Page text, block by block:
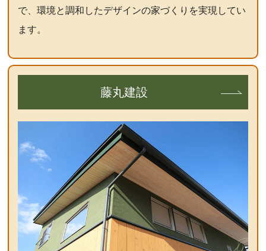
で、環境と調和したデザインの家づくりを実現してい
ます。
藤丸建設